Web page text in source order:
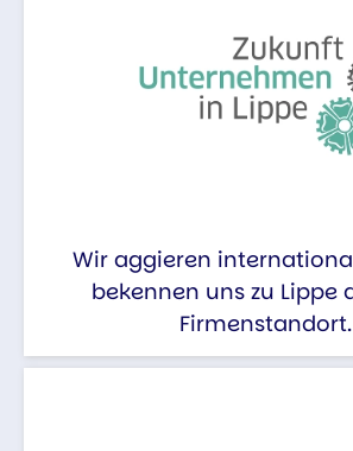
Wir aggieren
bekennen uns zu Lippe
Firmenstandort.